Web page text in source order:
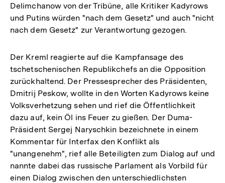
Delimchanow von der Tribüne, alle Kritiker Kadyrows
und Putins würden "nach dem Gesetz" und auch "nicht
nach dem Gesetz" zur Verantwortung gezogen.
Der Kreml reagierte auf die Kampfansage des
tschetschenischen Republikchefs an die Opposition
zurückhaltend. Der Pressesprecher des Präsidenten,
Dmitrij Peskow, wollte in den Worten Kadyrows keine
Volksverhetzung sehen und rief die Öffentlichkeit
dazu auf, kein Öl ins Feuer zu gießen. Der Duma-
Präsident Sergej Naryschkin bezeichnete in einem
Kommentar für Interfax den Konflikt als
"unangenehm", rief alle Beteiligten zum Dialog auf und
nannte dabei das russische Parlament als Vorbild für
einen Dialog zwischen den unterschiedlichsten